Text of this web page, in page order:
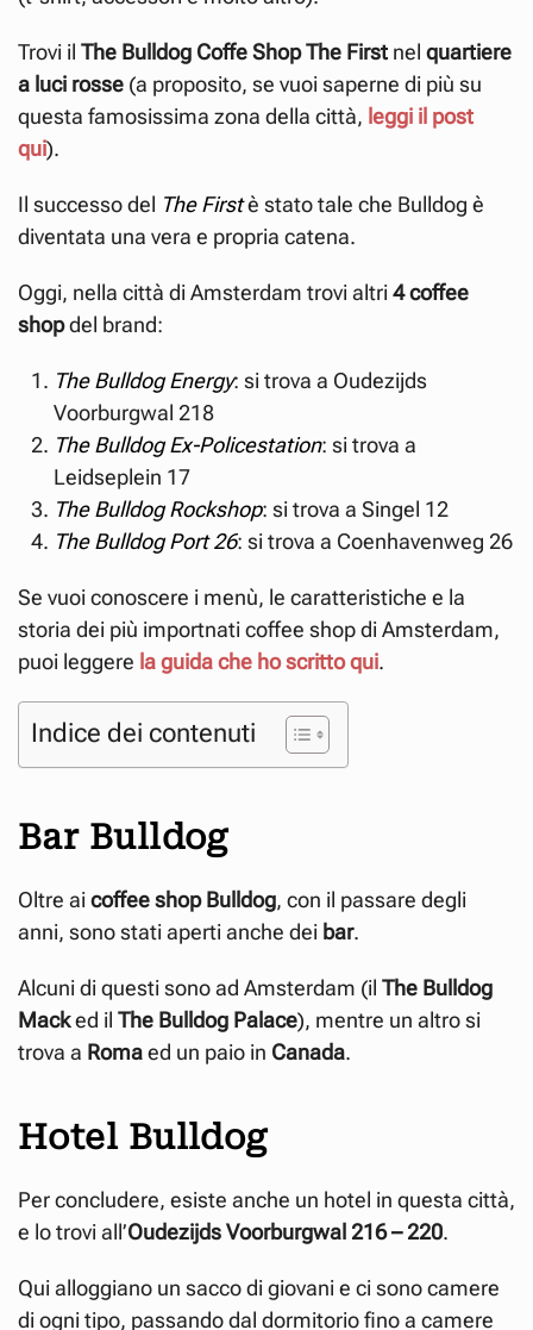
Trovi il The Bulldog Coffe Shop The First nel quartiere
a luci rosse (a proposito, se vuoi saperne di più su
questa famosissima zona della città, leggi il post
qui).
Il successo del The Firstè stato tale che Bulldog è
diventata una vera e propria catena.
Oggi, nella città di Amsterdam trovi altri 4 coffee
shopdel brand:
The Bulldog Energy: si trova a Oudezijds
Voorburgwal 218
The Bulldog Ex-Policestation: si trova a
Leidseplein 17
The Bulldog Rockshop: si trova a Singel 12
The Bulldog Port 26: si trova a Coenhavenweg 26
Se vuoi conoscere i menù, le caratteristiche e la
storia dei più importnati coffee shop di Amsterdam,
puoi leggere la guida che ho scritto qui.
Indice dei contenuti
Bar Bulldog
Oltre ai coffee shop Bulldog, con il passare degli
anni, sono stati aperti anche dei bar.
Alcuni di questi sono ad Amsterdam (il The Bulldog
Macked il The Bulldog Palace), mentre un altro si
trova a Romaed un paio in Canada.
Hotel Bulldog
Per concludere, esiste anche un hotel in questa città,
e lo trovi all’Oudezijds Voorburgwal 216 – 220.
Qui alloggiano un sacco di giovani e ci sono camere
di ogni tipo, passando dal dormitorio fino a camere